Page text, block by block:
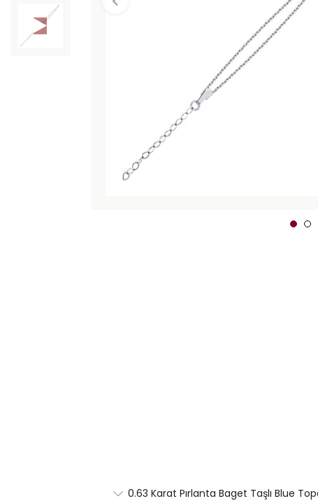
0.63 Karat Pırlanta Baget Taşlı Blue